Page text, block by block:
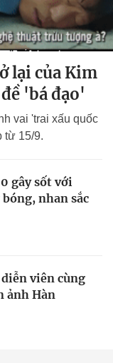
lại của Kim
'bá đạo'
vai 'trai xấu quốc
từ 15/9.
gây sốt với
nhan sắc
viên cùng
ảnh Hàn